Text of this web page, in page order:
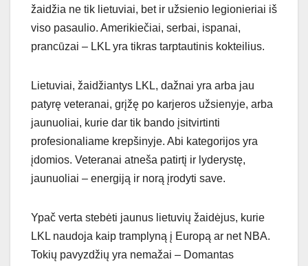
žaidžia ne tik lietuviai, bet ir užsienio legionieriai iš
viso pasaulio. Amerikiečiai, serbai, ispanai,
prancūzai – LKL yra tikras tarptautinis kokteilius.
Lietuviai, žaidžiantys LKL, dažnai yra arba jau
patyrę veteranai, grįžę po karjeros užsienyje, arba
jaunuoliai, kurie dar tik bando įsitvirtinti
profesionaliame krepšinyje. Abi kategorijos yra
įdomios. Veteranai atneša patirtį ir lyderystę,
jaunuoliai – energiją ir norą įrodyti save.
Ypač verta stebėti jaunus lietuvių žaidėjus, kurie
LKL naudoja kaip tramplyną į Europą ar net NBA.
Tokių pavyzdžių yra nemažai – Domantas